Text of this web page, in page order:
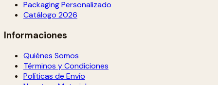
Packaging Personalizado
Catálogo 2026
Informaciones
Quiénes Somos
Términos y Condiciones
Políticas de Envío